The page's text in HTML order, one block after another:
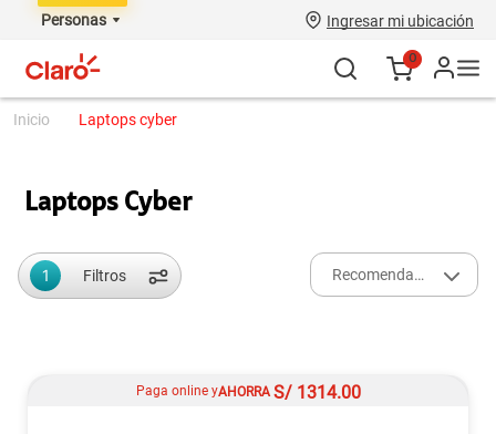
Personas Ingresar mi ubicación
0
laptops cyber
Laptops Cyber
1 Filtros Recomendados
Paga online yAHORRA S/ 1314.00